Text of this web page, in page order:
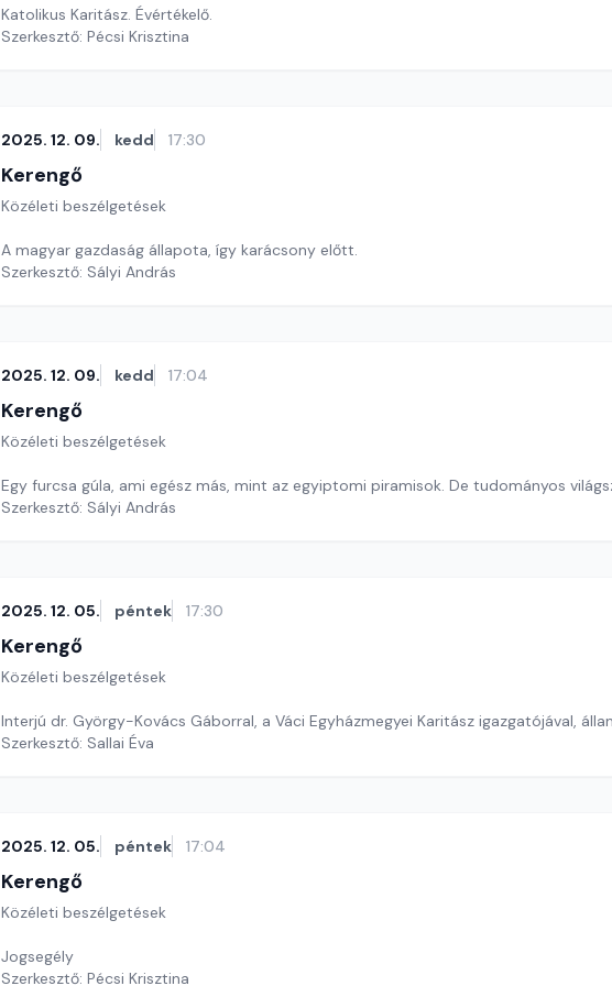
Katolikus Karitász. Évértékelő.
Szerkesztő: Pécsi Krisztina
2025. 12. 09. kedd 17:30
Kerengő
Közéleti beszélgetések
A magyar gazdaság állapota, így karácsony előtt.
Szerkesztő: Sályi András
2025. 12. 09. kedd 17:04
Kerengő
Közéleti beszélgetések
Egy furcsa gúla, ami egész más, mint az egyiptomi piramisok. De tudományos
Szerkesztő: Sályi András
2025. 12. 05. péntek 17:30
Kerengő
Közéleti beszélgetések
Interjú dr. György-Kovács Gáborral, a Váci Egyházmegyei Karitász igazgatójával,
Szerkesztő: Sallai Éva
2025. 12. 05. péntek 17:04
Kerengő
Közéleti beszélgetések
Jogsegély
Szerkesztő: Pécsi Krisztina